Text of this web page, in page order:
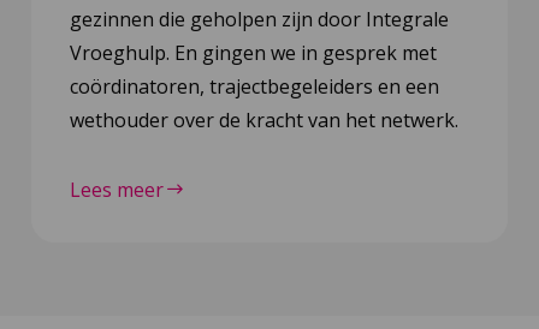
gezinnen die geholpen zijn door Integrale
Vroeghulp. En gingen we in gesprek met
coördinatoren, trajectbegeleiders en een
wethouder over de kracht van het netwerk.
Lees meer